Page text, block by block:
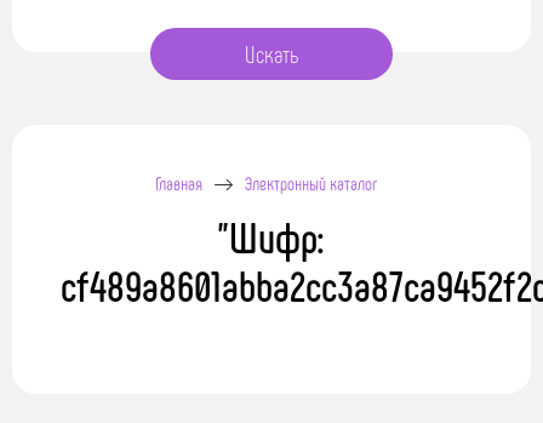
Главная Электронный каталог
"Шифр: